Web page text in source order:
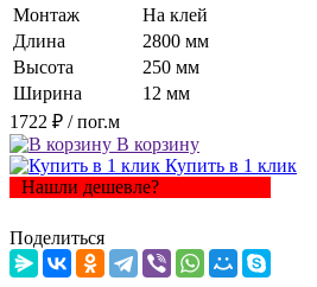
Монтаж
На клей
Длина
2800 мм
Высота
250 мм
Ширина
12 мм
1722 ₽ / пог.м
В корзину
Купить в 1 клик
Нашли дешевле?
Поделиться